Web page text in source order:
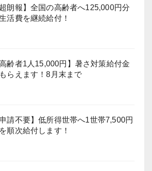
超朗報】全国の高齢者へ125,000円分
活費を継続給付！
高齢者1人15,000円】暑さ対策給付金
らえます！8月末まで
申請不要】低所得世帯へ1世帯7,500円
順次給付します！